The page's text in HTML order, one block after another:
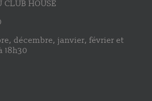
CLUB HOUSE
décembre, janvier, février et
18h30